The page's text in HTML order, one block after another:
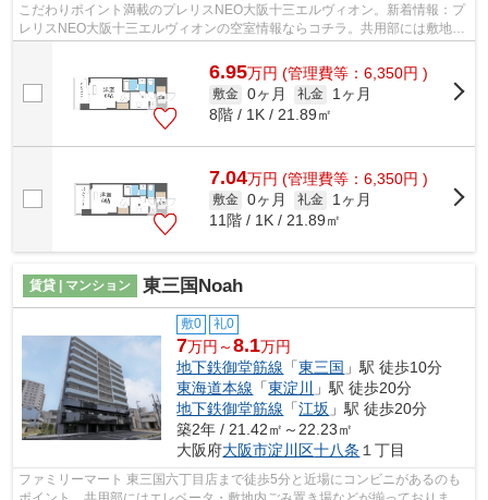
こだわりポイント満載のプレリスNEO大阪十三エルヴィオン。新着情報：プ
レリスNEO大阪十三エルヴィオンの空室情報ならコチラ。共用部には敷地内
ごみ置き場・エレベータなどが揃ってお...
6.95万円 (管理費等：6,350円 )
敷金 0ヶ月 礼金
1ヶ月
8階 / 1K / 21.89㎡
7.04万円 (管理費等：6,350円 )
敷金 0ヶ月 礼金
1ヶ月
11階 / 1K / 21.89㎡
賃貸 | マンション 東三国Noah
敷0 礼0
7万円～8.1万円
地下鉄御堂筋線 「東三国 」駅 徒歩10分
東海道本線 「東淀川
」駅 徒歩20分
地下鉄御堂筋線 「江坂 」駅 徒歩20分
築2年 / 21.42㎡～22.23㎡
大阪府大阪市淀川区十八条 １丁目
ファミリーマート 東三国六丁目店まで徒歩5分と近場にコンビニがあるのも